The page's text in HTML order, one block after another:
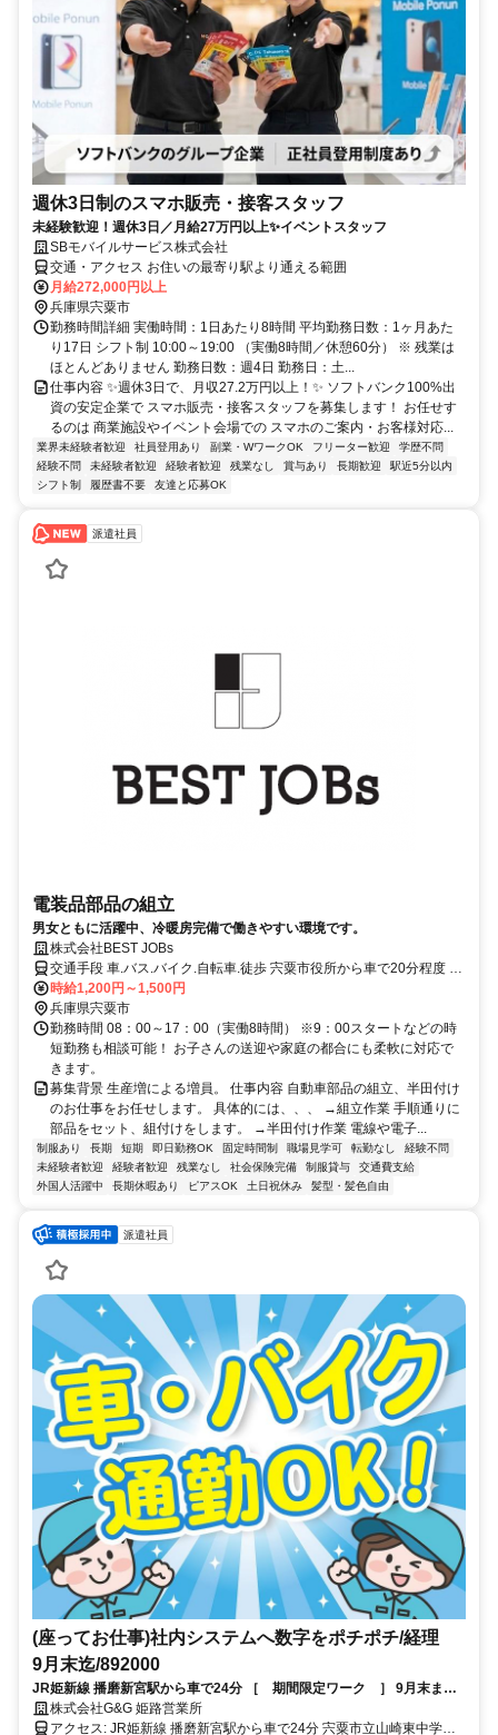
週休3日制のスマホ販売・接客スタッフ
未経験歓迎！週休3日／月給27万円以上✨イベントスタッフ
SBモバイルサービス株式会社
交通・アクセス お住いの最寄り駅より通える範囲
月給272,000円以上
兵庫県宍粟市
勤務時間詳細 実働時間：1日あたり8時間 平均勤務日数：1ヶ月あた
り17日 シフト制 10:00～19:00 （実働8時間／休憩60分） ※ 残業は
ほとんどありません 勤務日数：週4日 勤務日：土...
仕事内容 ✨週休3日で、月収27.2万円以上！✨ ソフトバンク100%出
資の安定企業で スマホ販売・接客スタッフを募集します！ お任せす
るのは 商業施設やイベント会場での スマホのご案内・お客様対応...
業界未経験者歓迎 社員登用あり 副業・WワークOK フリーター歓迎
学歴不問
経験不問
未経験者歓迎 経験者歓迎 残業なし 賞与あり 長期歓迎
駅近5分以内
シフト制
履歴書不要 友達と応募OK
派遣社員
電装品部品の組立
男女ともに活躍中、冷暖房完備で働きやすい環境です。
株式会社BEST JOBs
交通手段 車.バス.バイク.自転車.徒歩 宍粟市役所から車で20分程度 エ
ーガイヤちくさから車で20分程度 敷地内無料駐車場あります. 宍粟.新
宮町.福崎.安富.夢前.波賀.千種など 遠方からの通勤者多数活躍中で
す！！！ 【最寄り駅】 ・ＪＲ姫新線「播磨新宮駅」
時給1,200円～1,500円
兵庫県宍粟市
勤務時間 08：00～17：00（実働8時間） ※9：00スタートなどの時
短勤務も相談可能！ お子さんの送迎や家庭の都合にも柔軟に対応で
きます。
募集背景 生産増による増員。 仕事内容 自動車部品の組立、半田付け
のお仕事をお任せします。 具体的には、、、 →組立作業 手順通りに
部品をセット、組付けをします。 →半田付け作業 電線や電子...
制服あり 長期 短期 即日勤務OK 固定時間制 職場見学可 転勤なし
経験不問
未経験者歓迎
経験者歓迎 残業なし 社会保険完備 制服貸与
交通費支給
外国人活躍中
長期休暇あり ピアスOK 土日祝休み 髪型・髪色自由
派遣社員
(座ってお仕事)社内システムへ数字をポチポチ/経理
9月末迄/892000
JR姫新線 播磨新宮駅から車で24分 ［ 期間限定ワーク ］ 9月末まで
のお仕事です！ 採用人数わずか！お問合せお早めに～！
株式会社G&G 姫路営業所
アクセス: JR姫新線 播磨新宮駅から車で24分 宍粟市立山崎東中学校